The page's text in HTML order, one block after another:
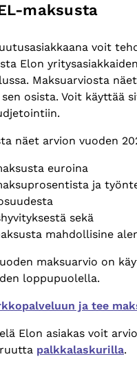
maksusta
voit
Elon yritysasiakkaiden
Maksuarviosta
osista. Voit käyttää
näet arvion vuoden
euroina
ja ty
ä sekä
mahdollisine
maksuarvio on k
loppupuolella.
ja tee
Elon asiakas voit
palkkalaskurilla.